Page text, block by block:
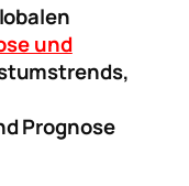
und
Prognose